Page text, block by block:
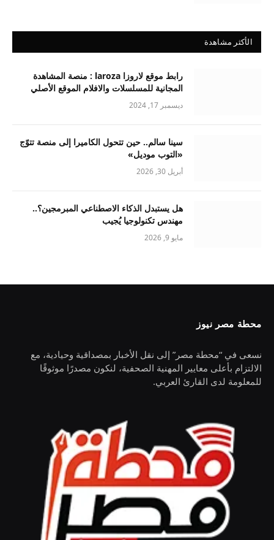
الأكثر مشاهدة
رابط موقع لاروزا laroza : منصة المشاهدة
المجانية للمسلسلات والافلام الموقع الأصلي
ديسمبر 17, 2024
سينا سالم.. حين تتحول الكاميرا إلى منصة تتوّج
«التوب موديل»
أبريل 30, 2026
هل يستبدل الذكاء الاصطناعي المبرمجين؟..
مهندس تكنولوجيا يُجيب
مايو 9, 2026
محطة مصر نيوز
نسعى في “محطة مصر” إلى نقل الأخبار بمصداقية وحيادية، مع
الالتزام بأعلى معايير المهنية الصحفية، لنكون مصدرًا موثوقًا
للمعلومة لدى القارئ العربي.